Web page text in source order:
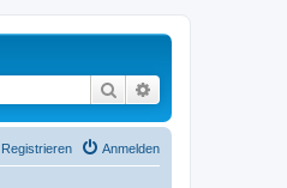
Suche
Anmelden
Registrieren